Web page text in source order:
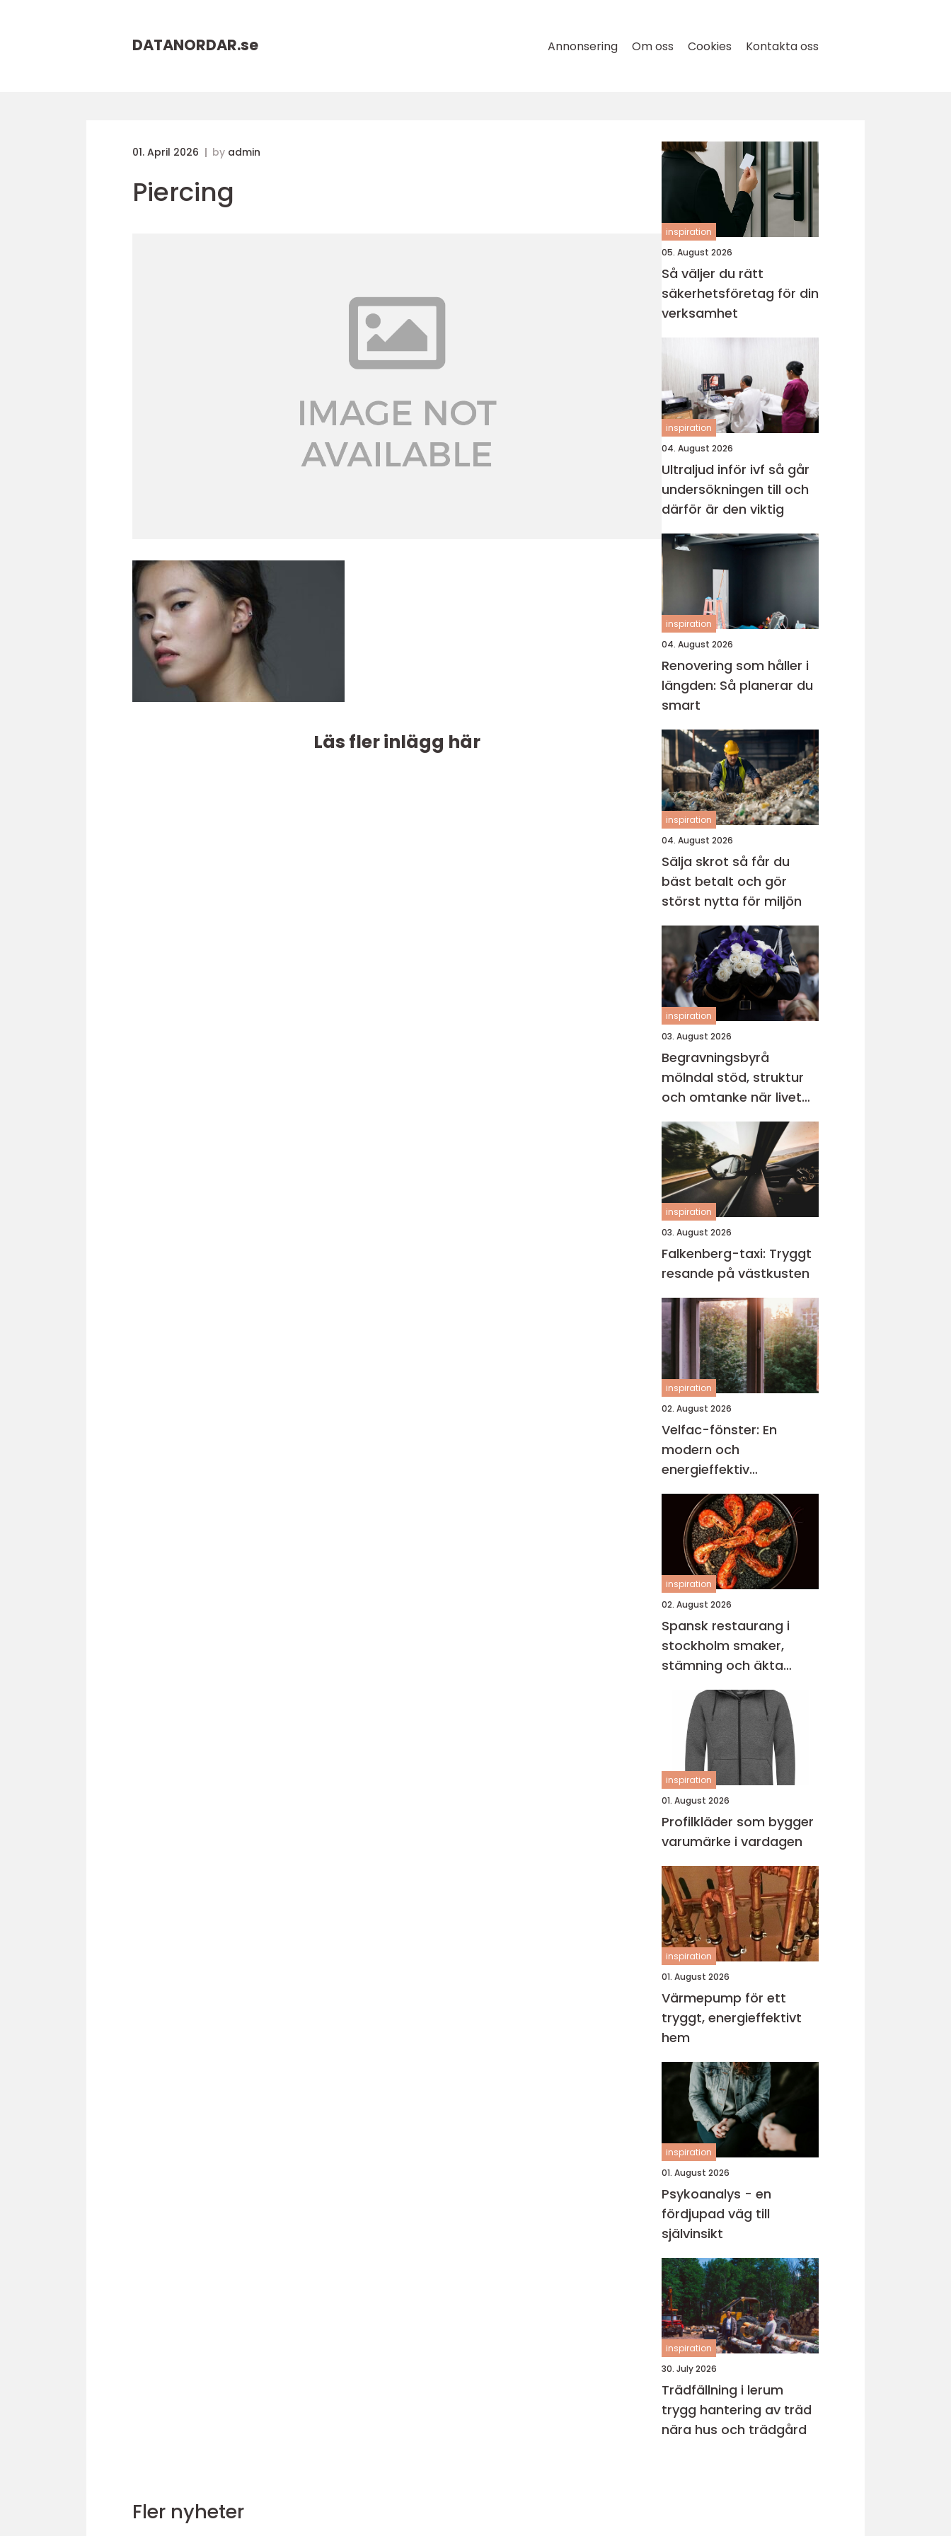
DATANORDAR.se Annonsering Om oss Cookies Kontakta oss
01. April 2026 by admin
Piercing
Läs fler inlägg här
inspiration
05. August 2026
Så väljer du rätt
säkerhetsföretag för din
verksamhet
inspiration
04. August 2026
Ultraljud inför ivf så går
undersökningen till och
därför är den viktig
inspiration
04. August 2026
Renovering som håller i
längden: Så planerar du
smart
inspiration
04. August 2026
Sälja skrot så får du
bäst betalt och gör
störst nytta för miljön
inspiration
03. August 2026
Begravningsbyrå
mölndal stöd, struktur
och omtanke när livet
vänder
inspiration
03. August 2026
Falkenberg-taxi: Tryggt
resande på västkusten
inspiration
02. August 2026
Velfac-fönster: En
modern och
energieffektiv
fönsterlösning
inspiration
02. August 2026
Spansk restaurang i
stockholm smaker,
stämning och äkta
gemenskap
inspiration
01. August 2026
Profilkläder som bygger
varumärke i vardagen
inspiration
01. August 2026
Värmepump för ett
tryggt, energieffektivt
hem
inspiration
01. August 2026
Psykoanalys - en
fördjupad väg till
självinsikt
inspiration
30. July 2026
Trädfällning i lerum
trygg hantering av träd
nära hus och trädgård
Fler nyheter